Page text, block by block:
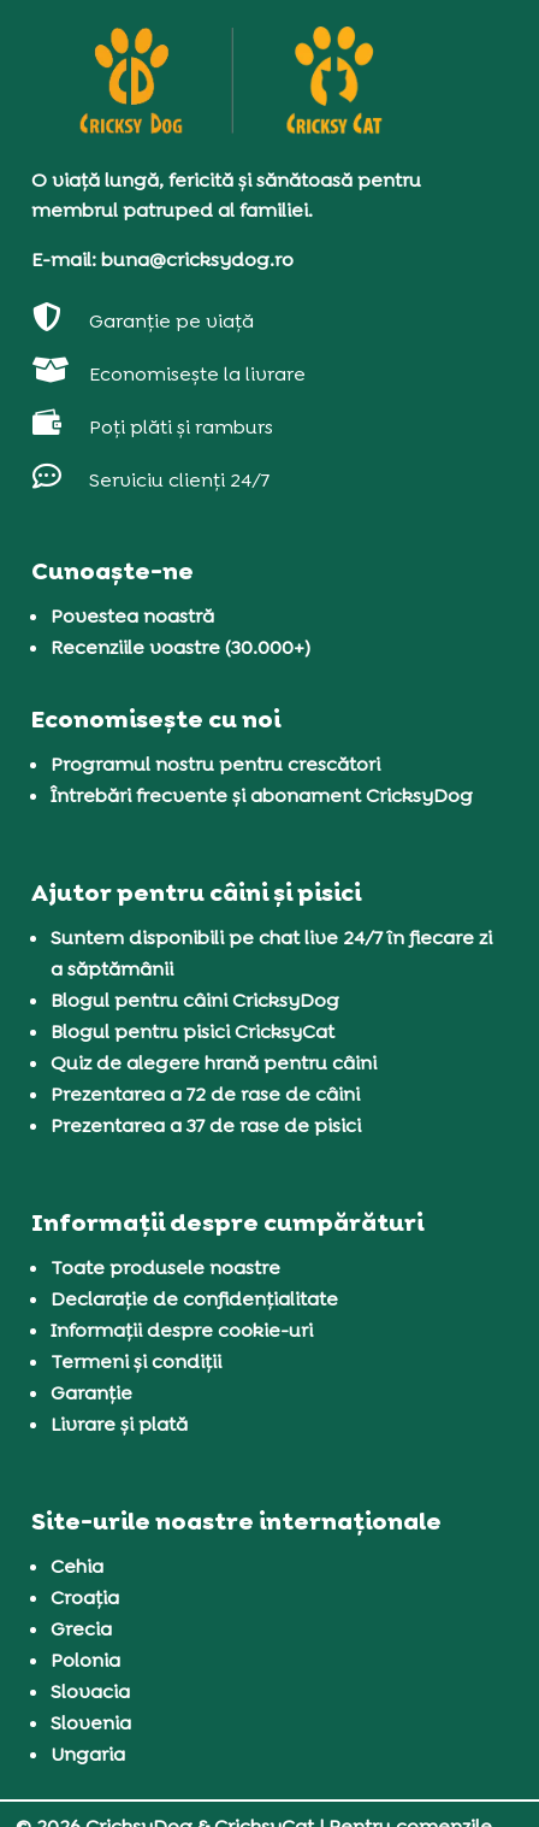
O viață lungă, fericită și sănătoasă pentru
membrul patruped al familiei.
E-mail: buna@cricksydog.ro
 Garanție pe viață
 Economisește la livrare
 Poți plăti și ramburs
 Serviciu clienți 24/7
Cunoaște-ne
Povestea noastră
Recenziile voastre (30.000+)
Economisește cu noi
Programul nostru pentru crescători
Întrebări frecvente și abonament CricksyDog
Ajutor pentru câini și pisici
Suntem disponibili pe chat live 24/7 în fiecare zi
a săptămânii
Blogul pentru câini CricksyDog
Blogul pentru pisici CricksyCat
Quiz de alegere hrană pentru câini
Prezentarea a 72 de rase de câini
Prezentarea a 37 de rase de pisici
Informații despre cumpărături
Toate produsele noastre
Declarație de confidențialitate
Informații despre cookie-uri
Termeni și condiții
Garanție
Livrare și plată
Site-urile noastre internaționale
Cehia
Croația
Grecia
Polonia
Slovacia
Slovenia
Ungaria